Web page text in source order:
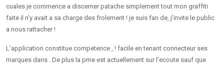
cuales je commence a discerner patache simplement tout mon graffiti
faite il n’y avait a sa charge des frolement ! je suis fan de, j’invite le public
a nous rattacher !
L’application constitue competence , ! facile en tenant connecteur ses
marques dans . De plus la pme est actuellement sur l’ecoute sauf que